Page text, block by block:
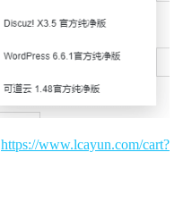
https://www.lcayun.com/cart?